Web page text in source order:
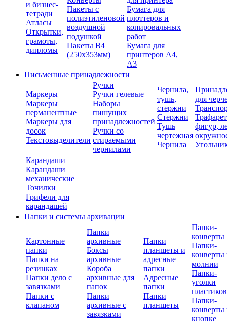
и бизнес-
тетради
Атласы
Открытки,
грамоты,
дипломы
Пакеты с
полиэтиленовой
воздушной
подушкой
Пакеты В4
(250х353мм)
Бумага для
плоттеров и
копировальных
работ
Бумага для
принтеров А4,
А3
Письменные принадлежности
Маркеры
Маркеры
перманентные
Маркеры для
досок
Текстовыделители
Ручки
Ручки гелевые
Наборы
пишущих
принадлежностей
Ручки со
стираемыми
чернилами
Чернила,
тушь,
стержни
Стержни
Тушь
чертежная
Чернила
для
фигур,
Карандаши
Карандаши
механические
Точилки
Грифели для
карандашей
Папки и системы архивации
Картонные
папки
Папки на
резинках
Папки дело с
завязками
Папки с
клапаном
Папки
архивные
Боксы
архивные
Короба
архивные для
папок
Папки
архивные с
завязками
Папки
планшеты и
адресные
папки
Адресные
папки
Папки
планшеты
Папки-
конверты
Папки-
конверты
молнии
Папки-
уголки
Папки-
конверты
кнопке